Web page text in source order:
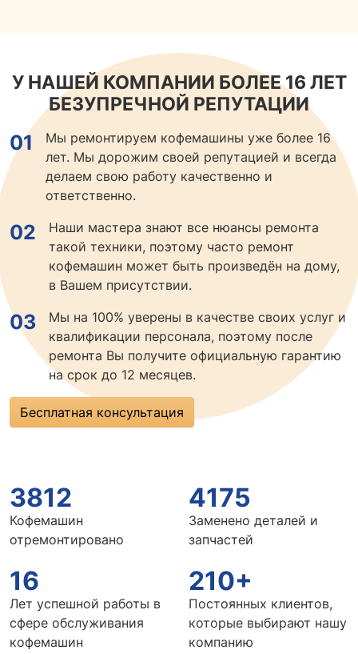
У НАШЕЙ КОМПАНИИ БОЛЕЕ 16 ЛЕТ
БЕЗУПРЕЧНОЙ РЕПУТАЦИИ
01
Мы ремонтируем кофемашины уже более 16
лет. Мы дорожим своей репутацией и всегда
делаем свою работу качественно и
ответственно.
02
Наши мастера знают все нюансы ремонта
такой техники, поэтому часто ремонт
кофемашин может быть произведён на дому,
в Вашем присутствии.
03
Мы на 100% уверены в качестве своих услуг и
квалификации персонала, поэтому после
ремонта Вы получите официальную гарантию
на срок до 12 месяцев.
Бесплатная консультация
3812
Кофемашин
отремонтировано
4175
Заменено деталей и
запчастей
16
Лет успешной работы в
сфере обслуживания
кофемашин
210+
Постоянных клиентов,
которые выбирают нашу
компанию